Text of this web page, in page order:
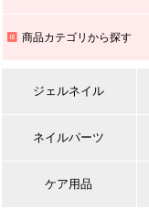
商品カテゴリから探す
ジェルネイル
ネイルパーツ
ケア用品